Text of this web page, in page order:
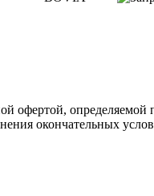
офертой,
окончательных